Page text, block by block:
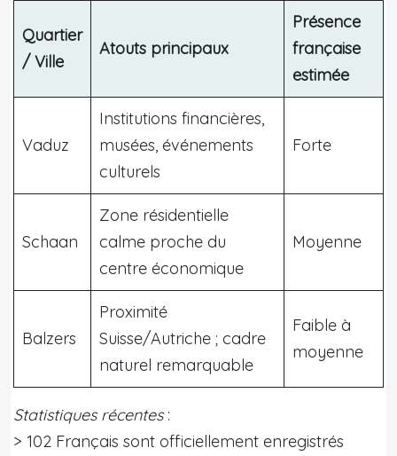
Quartier
/ Ville
Atouts principaux
Présence
française
estimée
Vaduz
Institutions financières,
musées, événements
culturels
Forte
Schaan
Zone résidentielle
calme proche du
centre économique
Moyenne
Balzers
Proximité
Suisse/Autriche ; cadre
naturel remarquable
Faible à
moyenne
Statistiques récentes:
> 102 Français sont officiellement enregistrés